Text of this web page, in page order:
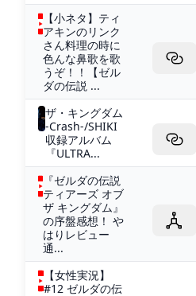
【小ネタ】ティ
アキンのリンク
さん料理の時に
色んな鼻歌を歌
うぞ！！【ゼル
ダの伝説 ...
ザ・キングダム
-Crash-/SHIKI
収録アルバム
『ULTRA...
『ゼルダの伝説
ティアーズ オブ
ザ キングダム』
の序盤感想！ や
はりレビュー
通...
【女性実況】
#12 ゼルダの伝